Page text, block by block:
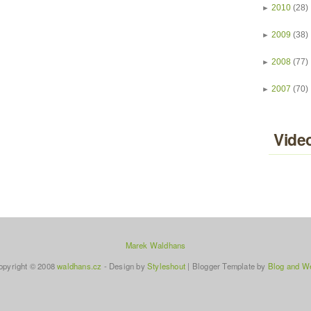
► 2010 (28)
► 2009 (38)
► 2008 (77)
► 2007 (70)
Marek Waldhans
© 2008waldhans.cz - Design byStyleshout | Blogger Templateby Blog and